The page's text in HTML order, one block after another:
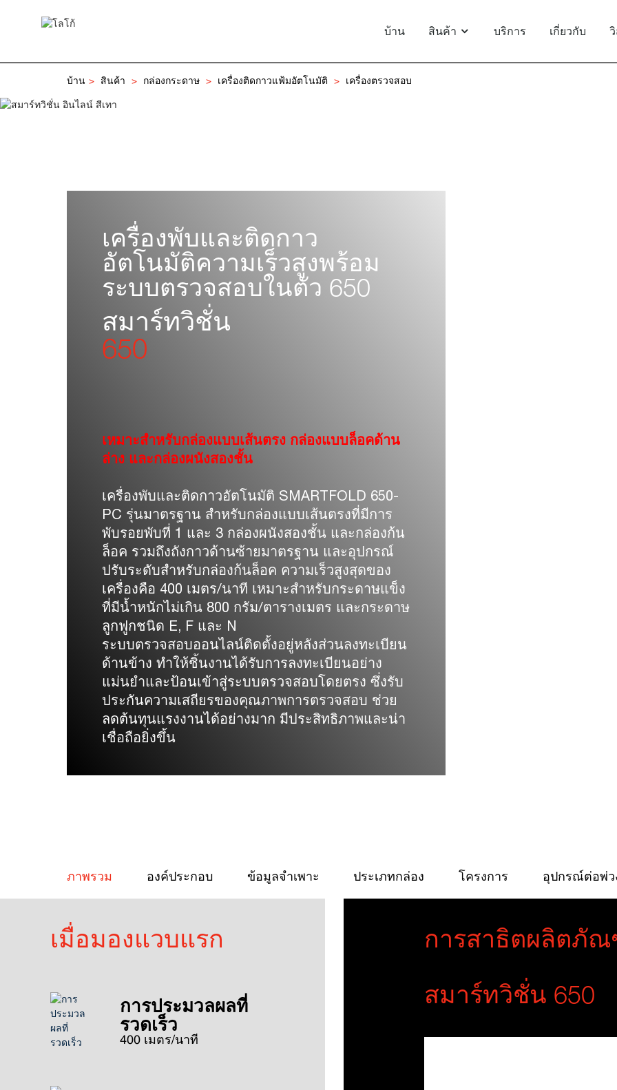
บ้าน สินค้า บริการ เกี่ยวกับ
บ้าน สินค้า กล่องกระดาษ เครื่องติดกาวแฟ้มอัตโนมัติ เครื่องตรวจสอบ
เครื่องพับและติดกาว
อัตโนมัติความเร็วสูงพร้อม
ระบบตรวจสอบในตัว 650
สมาร์ทวิชั่น
650
เหมาะสำหรับกล่องแบบเส้นตรง กล่องแบบล็อคด้าน
ล่าง และกล่องผนังสองชั้น
เครื่องพับและติดกาวอัตโนมัติ SMARTFOLD 650-
PC รุ่นมาตรฐาน สำหรับกล่องแบบเส้นตรงที่มีการ
พับรอยพับที่ 1 และ 3 กล่องผนังสองชั้น และกล่องก้น
ล็อค รวมถึงถังกาวด้านซ้ายมาตรฐาน และอุปกรณ์
ปรับระดับสำหรับกล่องก้นล็อค ความเร็วสูงสุดของ
เครื่องคือ 400 เมตร/นาที เหมาะสำหรับกระดาษแข็ง
ที่มีน้ำหนักไม่เกิน 800 กรัม/ตารางเมตร และกระดาษ
ลูกฟูกชนิด E, F และ N
ระบบตรวจสอบออนไลน์ติดตั้งอยู่หลังส่วนลงทะเบียน
ด้านข้าง ทำให้ชิ้นงานได้รับการลงทะเบียนอย่าง
แม่นยำและป้อนเข้าสู่ระบบตรวจสอบโดยตรง ซึ่งรับ
ประกันความเสถียรของคุณภาพการตรวจสอบ ช่วย
ลดต้นทุนแรงงานได้อย่างมาก มีประสิทธิภาพและน่า
เชื่อถือยิ่งขึ้น
ภาพรวม องค์ประกอบ ข้อมูลจำเพาะ ประเภทกล่อง โครงการ อุปกรณ์ต่อพ่ว
เมื่อมองแวบแรก
การประมวลผลที่
รวดเร็ว
400 เมตร/นาที
การสาธิตผลิตภั
สมาร์ทวิชั่น 650